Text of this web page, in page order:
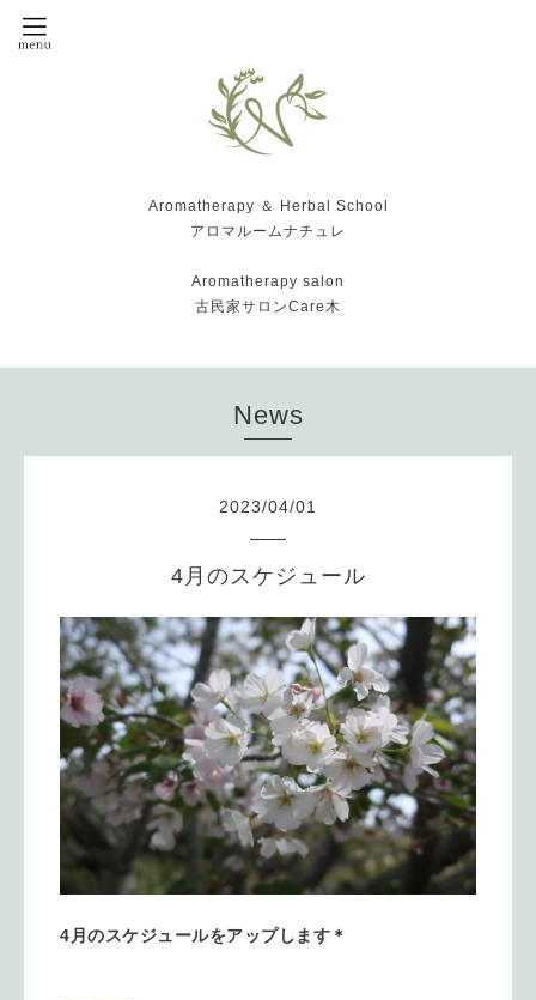
Aromatherapy ＆ Herbal School
アロマルームナチュレ
Aromatherapy salon
古民家サロンCare木
News
2023/04/01
4月のスケジュール
4月のスケジュールをアップします＊